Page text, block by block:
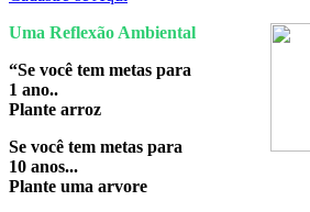
Uma Reflexão Ambiental
“Se você tem metas para
1 ano..
Plante arroz
Se você tem metas para
10 anos...
Plante uma arvore